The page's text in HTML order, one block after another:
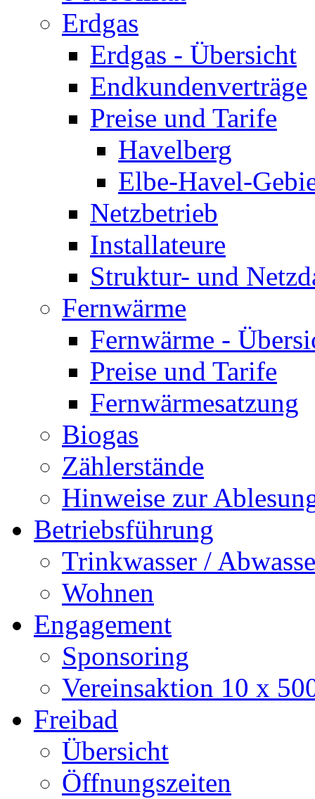
Erdgas
Erdgas - Übersicht
Endkundenverträge
Preise und Tarife
Havelberg
Elbe-Havel-
Netzbetrieb
Installateure
Struktur- und
Fernwärme
Fernwärme -
Preise und Tarife
Fernwärmesatzung
Biogas
Zählerstände
Hinweise zur
Betriebsführung
Trinkwasser /
Wohnen
Engagement
Sponsoring
Vereinsaktion 10 x
Freibad
Übersicht
Öffnungszeiten